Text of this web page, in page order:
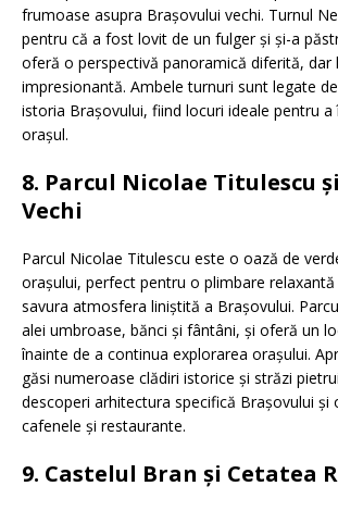
frumoase asupra Brașovului vechi. Turnul
pentru că a fost lovit de un fulger și și-a
oferă o perspectivă panoramică diferită, dar
impresionantă. Ambele turnuri sunt legate
istoria Brașovului, fiind locuri ideale pentru a
orașul.
8. Parcul Nicolae Titulescu
Vechi
Parcul Nicolae Titulescu este o oază de
orașului, perfect pentru o plimbare
savura atmosfera liniștită a Brașovului.
alei umbroase, bănci și fântâni, și oferă un
înainte de a continua explorarea orașului.
găsi numeroase clădiri istorice și străzi
descoperi arhitectura specifică Brașovului și
cafenele și restaurante.
9. Castelul Bran și Cetatea